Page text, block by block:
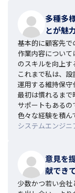
多種多
とが魅
基本的に顧客先で
作業内容につい
のスキルを向上す
これまで私は、
運用する維持保守
最初は慣れるま
サポートもあるの
色々な経験を積ん
システムエンジ
意見を
献でき
少数かつ若い会